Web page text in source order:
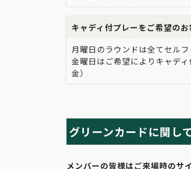
キャディ付プレーをご希望の
月曜日のラウンドは全てセルフ
金曜日はご希望によりキャデ
金）
グリーンカードに関し
メンバーの皆様はご来場時のサ